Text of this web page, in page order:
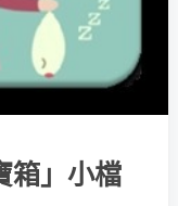
箱」小檔